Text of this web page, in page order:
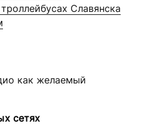
Славянска
как желаемый
сетях